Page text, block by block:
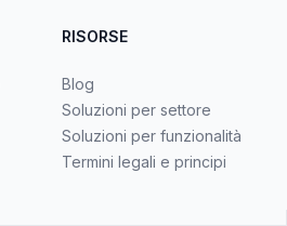
RISORSE
Blog
Soluzioni per settore
Soluzioni per funzionalità
Termini legali e principi